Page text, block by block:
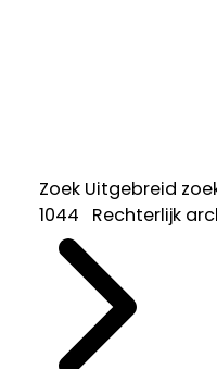
Zoek Uitgebreid
1044 Rechterlijk